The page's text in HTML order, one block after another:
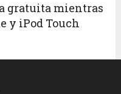
gratuita mientras
y iPod Touch